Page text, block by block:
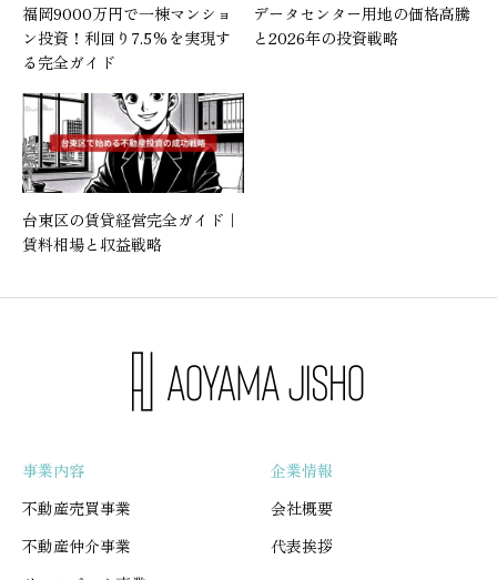
福岡9000万円で一棟マンショ
ン投資！利回り7.5%を実現す
る完全ガイド
データセンター用地の価格高騰
と2026年の投資戦略
台東区の賃貸経営完全ガイド｜
賃料相場と収益戦略
事業内容
不動産売買事業
不動産仲介事業
企業情報
会社概要
代表挨拶